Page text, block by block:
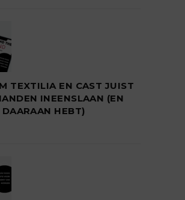
TEXTILIA EN CAST JUIST
INEENSLAAN (EN
HEBT)